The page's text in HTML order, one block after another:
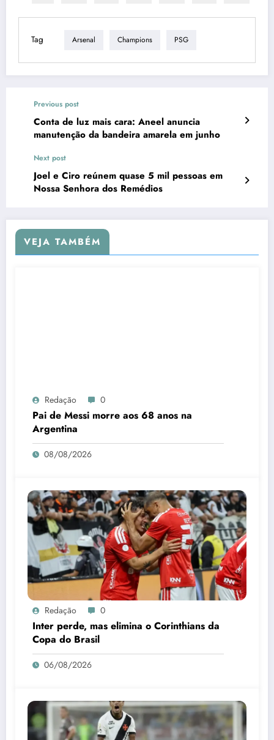
Tag Arsenal Champions PSG
Previous post
Conta de luz mais cara: Aneel anuncia
manutenção da bandeira amarela em junho
Next post
Joel e Ciro reúnem quase 5 mil pessoas em
Nossa Senhora dos Remédios
VEJA TAMBÉM
Redação 0
Pai de Messi morre aos 68 anos na
Argentina
08/08/2026
Redação 0
Inter perde, mas elimina o Corinthians da
Copa do Brasil
06/08/2026